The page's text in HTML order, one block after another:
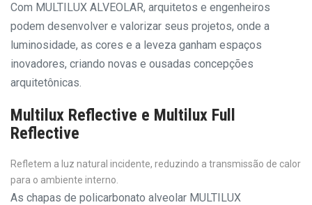
Com MULTILUX ALVEOLAR, arquitetos e engenheiros
podem desenvolver e valorizar seus projetos, onde a
luminosidade, as cores e a leveza ganham espaços
inovadores, criando novas e ousadas concepções
arquitetônicas.
Multilux Reflective e Multilux Full
Reflective
Refletem a luz natural incidente, reduzindo a transmissão de calor
para o ambiente interno.
As chapas de policarbonato alveolar MULTILUX